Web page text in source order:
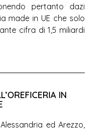
pertanto dazi
made in UE che solo
cifra di 1,5 miliardi
IN
ed Arezzo,